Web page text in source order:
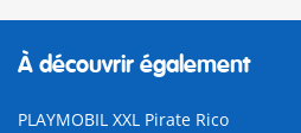
À découvrir également
PLAYMOBIL XXL Pirate Rico